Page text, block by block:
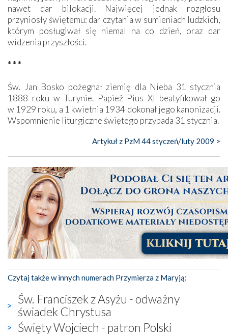
nawet dar bilokacji. Najwięcej jednak rozgłosu
przyniosły świętemu: dar czytania w sumieniach ludzkich,
którym posługiwał się niemal na co dzień, oraz dar
widzenia przyszłości.
* * *
Św. Jan Bosko pożegnał ziemię dla Nieba 31 stycznia
1888 roku w Turynie. Papież Pius XI beatyfikował go
w 1929 roku, a 1 kwietnia 1934 dokonał jego kanonizacji.
Wspomnienie liturgiczne świętego przypada 31 stycznia.
Artykuł z PzM 44 styczeń/luty 2009 >
Czytaj także w innych numerach Przymierza z Maryją:
Św. Franciszek z Asyżu - odważny
świadek Chrystusa
Święty Wojciech - patron Polski